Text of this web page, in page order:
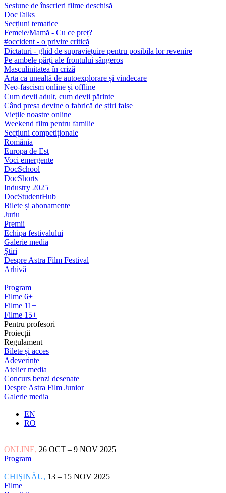
Sesiune de înscrieri filme deschisă
DocTalks
Secțiuni tematice
Femeie/Mamă - Cu ce preț?
#occident - o privire critică
Dictaturi - ghid de supraviețuire pentru posibila lor revenire
Pe ambele părți ale frontului sângeros
Masculinitatea în criză
Arta ca unealtă de autoexplorare și vindecare
Neo-fascism online și offline
Cum devii adult, cum devii părinte
Când presa devine o fabrică de știri false
Viețile noastre online
Weekend film pentru familie
Secțiuni competiționale
România
Europa de Est
Voci emergente
DocSchool
DocShorts
Industry 2025
DocStudentHub
Bilete și abonamente
Juriu
Premii
Echipa festivalului
Galerie media
Știri
Despre Astra Film Festival
Arhivă
Program
Filme 6+
Filme 11+
Filme 15+
Pentru profesori
Proiecții
Regulament
Bilete și acces
Adeverințe
Atelier media
Concurs benzi desenate
Despre Astra Film Junior
Galerie media
EN
RO
ONLINE, 26 OCT – 9 NOV 2025
Program
CHIȘINĂU, 13 – 15 NOV 2025
Filme